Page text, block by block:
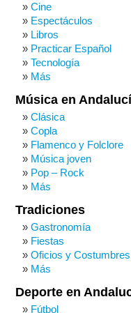
Cine
Espectáculos
Libros
Practicar Español
Tecnología
Más
Música en
Clásica
Copla
Flamenco y Folclore
Música joven
Pop – Rock
Más
Tradiciones
Gastronomía
Fiestas
Oficios y Costumbres
Más
Deporte en
Fútbol